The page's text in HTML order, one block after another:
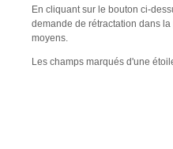
En cliquant sur le bouton ci-
demande de rétractation dans
moyens.
Les champs marqués d'une